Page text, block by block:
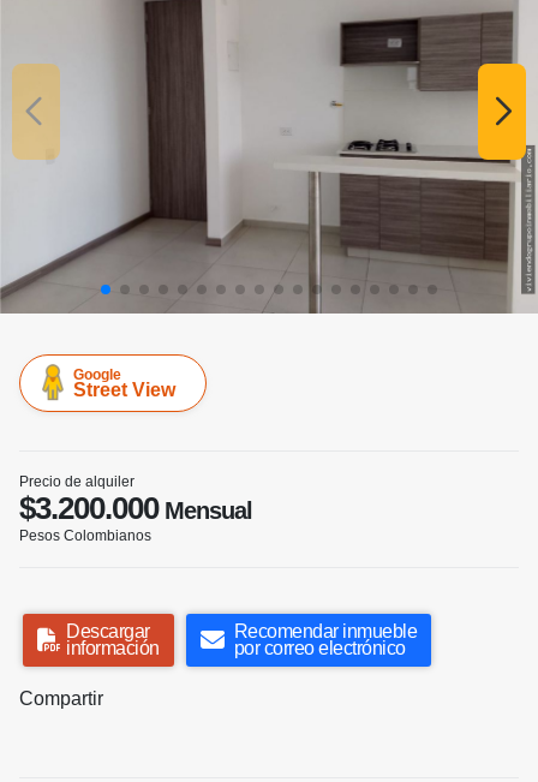
Google
Street View
Precio de alquiler
$3.200.000Mensual
Pesos Colombianos
Descargar
información
Recomendar inmueble
por correo electrónico
Compartir